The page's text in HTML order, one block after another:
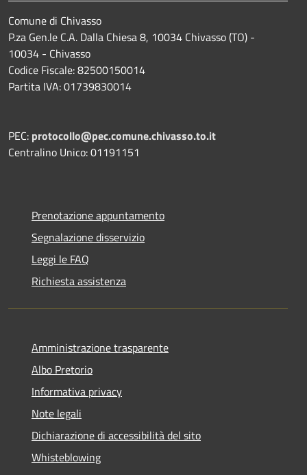
Comune di Chivasso
P.za Gen.le C.A. Dalla Chiesa 8, 10034 Chivasso (TO) -
10034 - Chivasso
Codice Fiscale: 82500150014
Partita IVA: 01739830014
PEC: protocollo@pec.comune.chivasso.to.it
Centralino Unico: 01191151
Prenotazione appuntamento
Segnalazione disservizio
Leggi le FAQ
Richiesta assistenza
Amministrazione trasparente
Albo Pretorio
Informativa privacy
Note legali
Dichiarazione di accessibilità del sito
Whisteblowing